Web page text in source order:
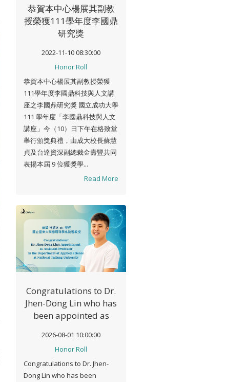
恭賀本中心楊展其副教
授榮獲111學年度李國鼎
研究獎
2022-11-10 08:30:00
Honor Roll
恭賀本中心楊展其副教授榮獲
111學年度李國鼎科技與人文講
座之李國鼎研究獎 國立成功大學
111 學年度「李國鼎科技與人文
講座」今（10）日下午在格致堂
舉行頒獎典禮，由成大校長蘇慧
貞及台達資深副總裁金壽豐共同
表揚本屆 9 位獲獎學...
Read More
Congratulations to Dr.
Jhen-Dong Lin who has
been appointed as
the Dept. of Applied
Science, National
Taitung University
2026-08-01 10:00:00
Honor Roll
Congratulations to Dr. Jhen-
Dong Lin who has been